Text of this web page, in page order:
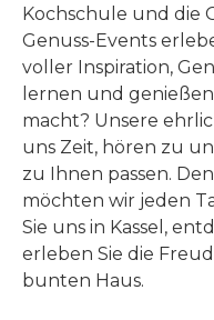
Kochschule und die
Genuss-Events
voller Inspiration,
lernen und
macht? Unsere
uns Zeit, hören zu
zu Ihnen passen.
möchten wir jeden
Sie uns in Kassel,
erleben Sie die
bunten Haus.